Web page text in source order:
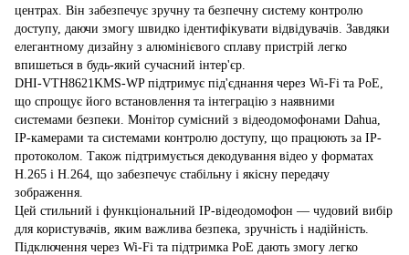
центрах. Він забезпечує зручну та безпечну систему контролю
доступу, даючи змогу швидко ідентифікувати відвідувачів. Завдяки
елегантному дизайну з алюмінієвого сплаву пристрій легко
впишеться в будь-який сучасний інтер'єр.
DHI-VTH8621KMS-WP підтримує під'єднання через Wi-Fi та PoE,
що спрощує його встановлення та інтеграцію з наявними
системами безпеки. Монітор сумісний з відеодомофонами Dahua,
IP-камерами та системами контролю доступу, що працюють за IP-
протоколом. Також підтримується декодування відео у форматах
H.265 і H.264, що забезпечує стабільну і якісну передачу
зображення.
Цей стильний і функціональний IP-відеодомофон — чудовий вибір
для користувачів, яким важлива безпека, зручність і надійність.
Підключення через Wi-Fi та підтримка PoE дають змогу легко